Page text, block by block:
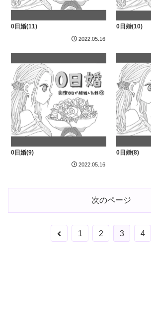
0日婚(11)
2022.05.16
0日婚(10)
0日婚(9)
2022.05.16
0日婚(8)
次のページ
前
1 2 3 4